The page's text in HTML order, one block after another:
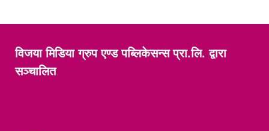
विजया मिडिया ग्रुप एण्ड पब्लिकेसन्स प्रा.लि. द्वारा
सञ्चालित